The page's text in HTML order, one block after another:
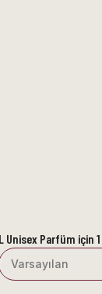
Unisex Parfüm için